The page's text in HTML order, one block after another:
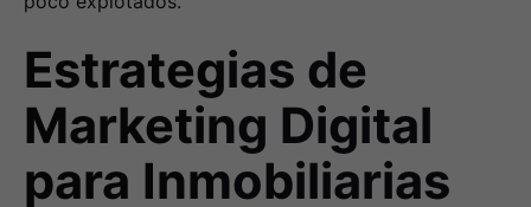
Estrategias de
Marketing Digital
para Inmobiliarias